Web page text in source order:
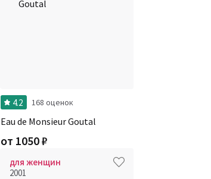
4.2 168 оценок
Eau de Monsieur Goutal
от 1050₽
для женщин
2001